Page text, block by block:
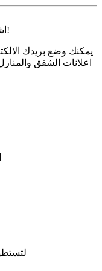
اشترك بقسم اعلانات الشقق والمنازل مجاناً!
يمكنك وضع بريدك
اعلانات الشقق